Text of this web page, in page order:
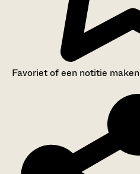
Favoriet of een notitie maken